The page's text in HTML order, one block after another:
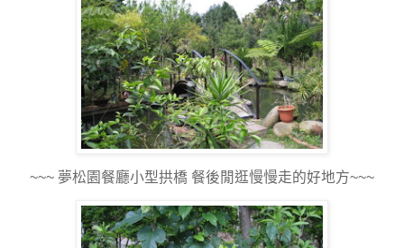
~~~ 夢松園餐廳小型拱橋 餐後閒逛慢慢走的好地方~~~